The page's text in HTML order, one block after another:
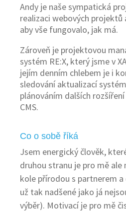
Andy je naše sympatická
realizaci webových projektů
aby vše fungovalo, jak má.
Zároveň je projektovou
systém RE:X, který jsme v
jejím denním chlebem je i
sledování aktualizací
plánováním dalších
CMS.
Co o sobě říká
Jsem energický člověk,
druhou stranu je pro mě ale
kole přírodou s partnerem
už tak nadšené jako já
výběr). Motivací je pro mě